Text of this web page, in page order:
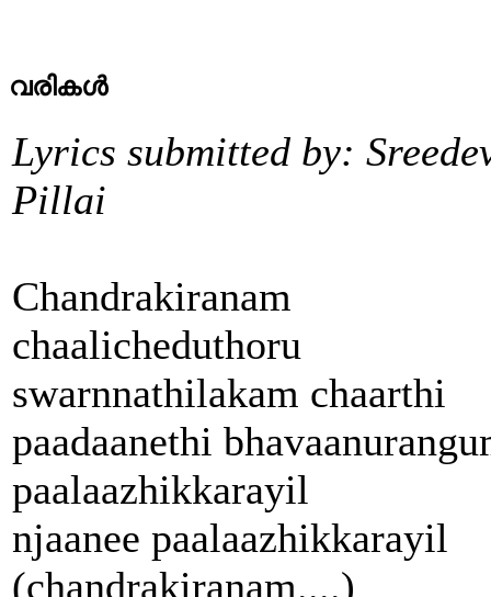
വരികള്‍
Lyrics submitted by:
Pillai
Chandrakiranam
chaalicheduthoru
swarnnathilakam chaarthi
paadaanethi
paalaazhikkarayil
njaanee paalaazhikkarayil
(chandrakiranam....)